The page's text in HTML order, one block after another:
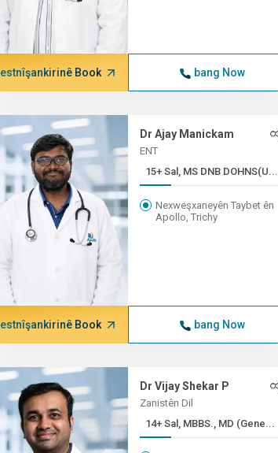
Book bang Now
Dr Ajay Manickam
ENT
15+ Sal, MS DNB DOHNS(U...
Nexweşxaneyên Taybet ên
Apollo, Trichy
Book bang Now
Dr Vijay Shekar P
Zanistên Dil
14+ Sal, MBBS., MD (Gene...